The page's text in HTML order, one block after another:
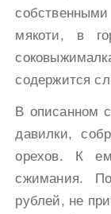
мякоти, в
содержится
В описанном
давилки,
орехов. К
сжимания.
рублей, не